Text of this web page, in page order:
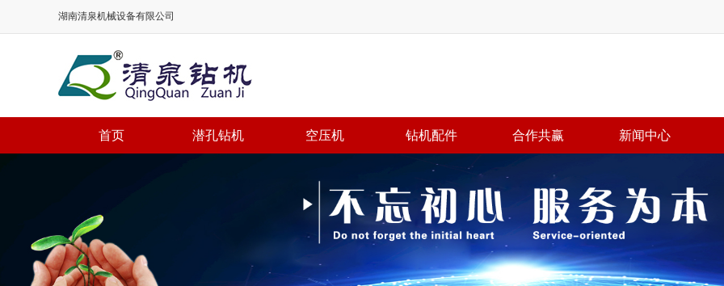
湖南清泉机械设备有限公司
首页 潜孔钻机 空压机 钻机配件 合作共赢 新闻中心